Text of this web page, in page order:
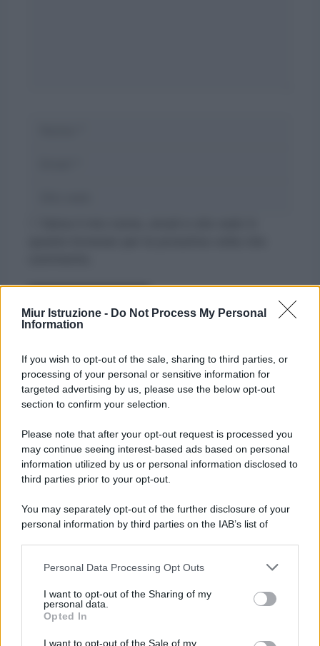
Miur Istruzione - Do Not Process My Personal
Information
If you wish to opt-out of the sale, sharing to third parties, or
processing of your personal or sensitive information for
targeted advertising by us, please use the below opt-out
section to confirm your selection.
Please note that after your opt-out request is processed you
may continue seeing interest-based ads based on personal
information utilized by us or personal information disclosed to
third parties prior to your opt-out.
You may separately opt-out of the further disclosure of your
personal information by third parties on the IAB’s list of
This information may also be disclosed by us to third parties
disclose it to other third parties.
Please note that this website/app uses one or more Google
services and may gather and store information including but
Personal Data Processing Opt Outs
I want to opt-out of the Sharing of my
personal data.
Opted In
I want to opt-out of the Sale of my